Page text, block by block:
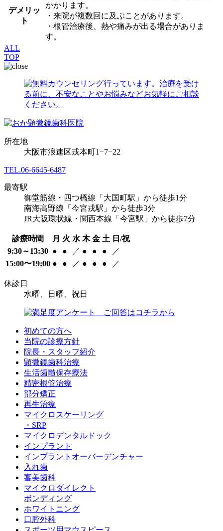
デメリッ
ト
かかります。
・来院が複数回に及ぶことがあります。
・根管治療後、熱や痛みが出る場合がありま
す。
ALL
TOP
所在地
大阪市浪速区戎本町1−7−22
TEL.06-6645-6487
最寄駅
御堂筋線・四つ橋線「大国町駅」から徒歩1分
南海高野線「今宮戎駅」から徒歩3分
JR大阪環状線・関西本線「今宮駅」から徒歩7分
診療時間 月 火 水 木 金 土 日/祝
9:30～13:30 ● ● ／ ● ● ●
／
15:00〜19:00 ● ● ／ ● ● ● ／
休診日
水曜、日曜、祝日
初めての方へ
当院の診療方針
院長・スタッフ紹介
顕微鏡歯科治療
生活歯髄保存療法
精密根管治療
部分矯正
再生治療
マイクロスケーリング
・SRP
マイクロデンタルドック
インプラント
インプラントオーバーデンチャー
入れ歯
審美歯科
マイクロダイレクト
ボンディング
ホワイトニング
口腔外科